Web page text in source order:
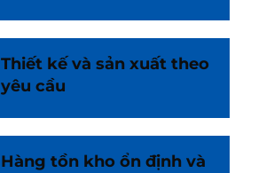
Thiết kế và sản xuất theo
yêu cầu
Hàng tồn kho ổn định và